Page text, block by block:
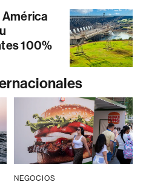
América
100%
NEGOCIOS